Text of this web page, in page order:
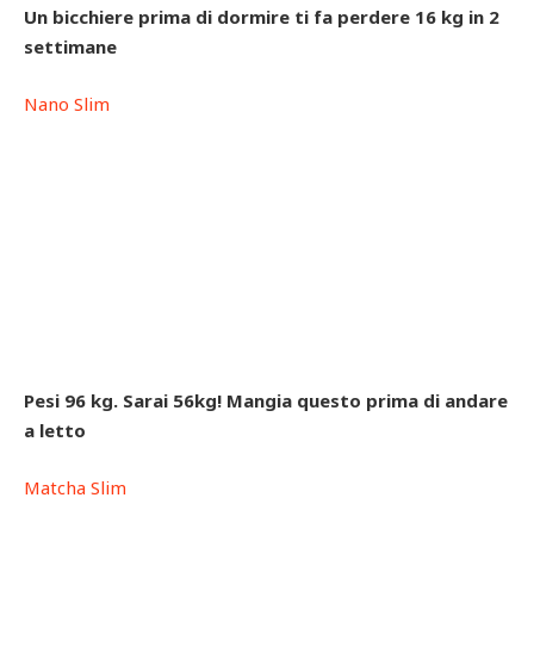
Un bicchiere prima di dormire ti fa perdere 16 kg in 2
settimane
Nano Slim
Рesi 96 kg. Sarai 56kg! Mangia questо prima di andare
a letto
Matcha Slim